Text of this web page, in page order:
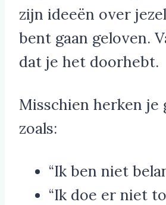
zijn ideeën over
bent gaan geloven.
dat je het doorhebt.
Misschien herken je
zoals:
“Ik ben niet
“Ik doe er niet